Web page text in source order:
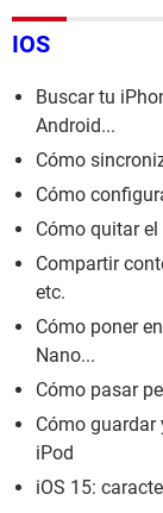
IOS
Buscar tu
Android...
Cómo
Cómo
Cómo quitar
Compartir
etc.
Cómo poner
Nano...
Cómo pasar
Cómo guardar
iPod
iOS 15: